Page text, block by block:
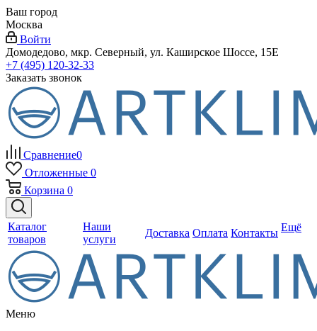
Ваш город
Москва
Войти
Домодедово, мкр. Северный, ул. Каширское Шоссе, 15Е
+7 (495) 120-32-33
Заказать звонок
Сравнение0
Отложенные 0
Корзина 0
Каталог
товаров
Наши
услуги
Доставка Оплата Контакты Ещё
Меню